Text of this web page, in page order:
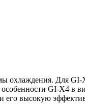
охлаждения. Для GI-
GI-X4 в
его высокую